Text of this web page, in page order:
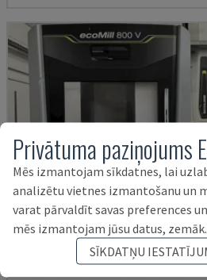
Privātuma paziņojums
Mēs izmantojam sīkdatnes, lai
analizētu vietnes izmantošanu un
varat pārvaldīt savas preferences
mēs izmantojam jūsu datus, zemāk.
SĪKDATŅU